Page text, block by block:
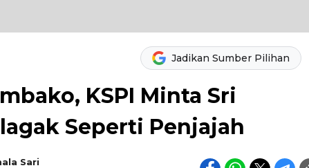
Jadikan Sumber Pilihan
KSPI Minta Sri
Seperti Penjajah
Sari